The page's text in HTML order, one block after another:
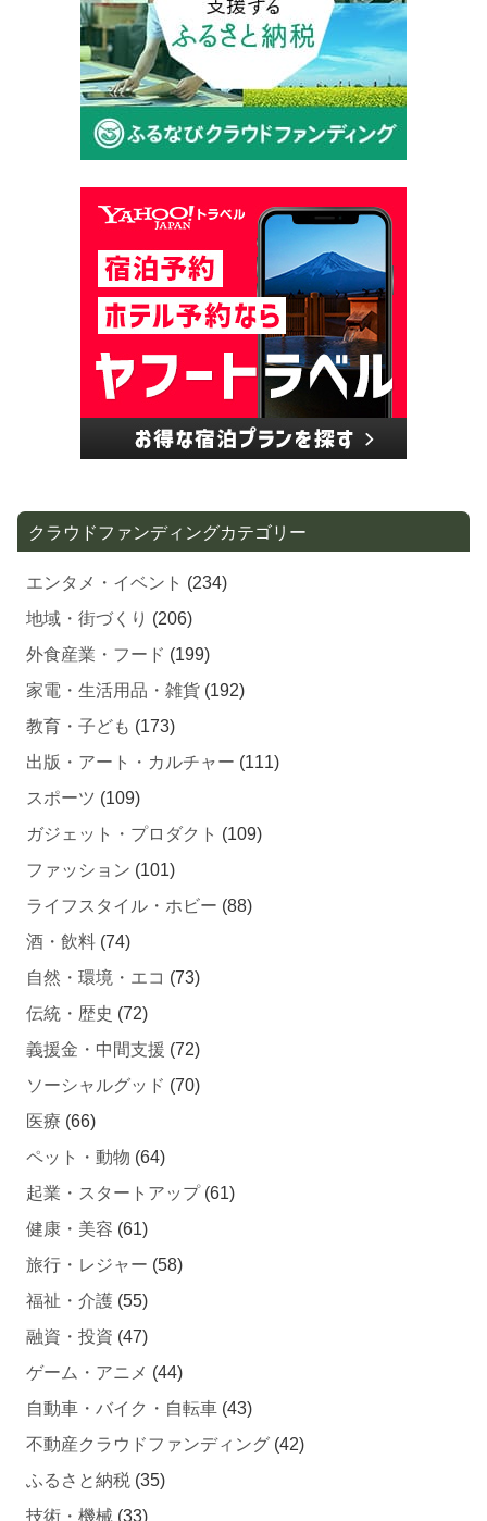
クラウドファンディングカテゴリー
エンタメ・イベント (234)
地域・街づくり (206)
外食産業・フード (199)
家電・生活用品・雑貨 (192)
教育・子ども (173)
出版・アート・カルチャー (111)
スポーツ (109)
ガジェット・プロダクト (109)
ファッション (101)
ライフスタイル・ホビー (88)
酒・飲料 (74)
自然・環境・エコ (73)
伝統・歴史 (72)
義援金・中間支援 (72)
ソーシャルグッド (70)
医療 (66)
ペット・動物 (64)
起業・スタートアップ(61)
健康・美容 (61)
旅行・レジャー (58)
福祉・介護 (55)
融資・投資 (47)
ゲーム・アニメ (44)
自動車・バイク・自転車 (43)
不動産クラウドファンディング (42)
ふるさと納税 (35)
技術・機械 (33)